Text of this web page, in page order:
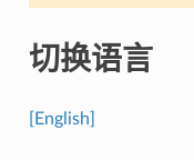
切换语言
[English]